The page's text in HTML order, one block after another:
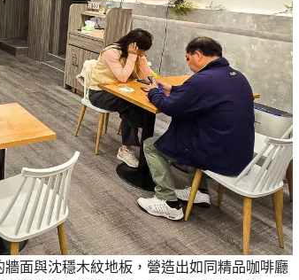
面與沈穩木紋地板，營造出如同精品咖啡廳